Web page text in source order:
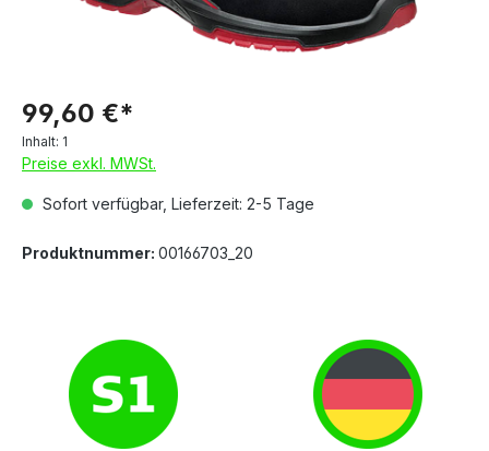
99,60 €*
Inhalt: 1
Preise exkl. MWSt.
Sofort verfügbar, Lieferzeit: 2-5 Tage
Produktnummer: 00166703_20